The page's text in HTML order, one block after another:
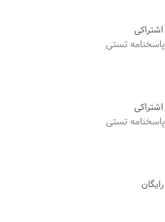
اشتراکی
پاسخنامه تستی
اشتراکی
پاسخنامه تستی
رایگان